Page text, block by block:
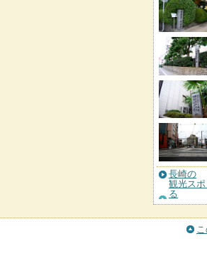
長崎の
観光ス
る